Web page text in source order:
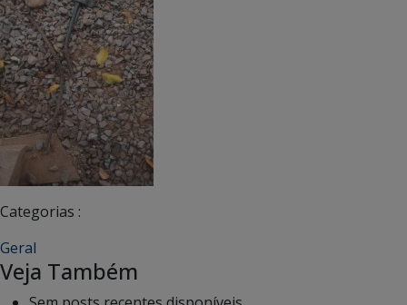
Categorias :
Geral
Veja Também